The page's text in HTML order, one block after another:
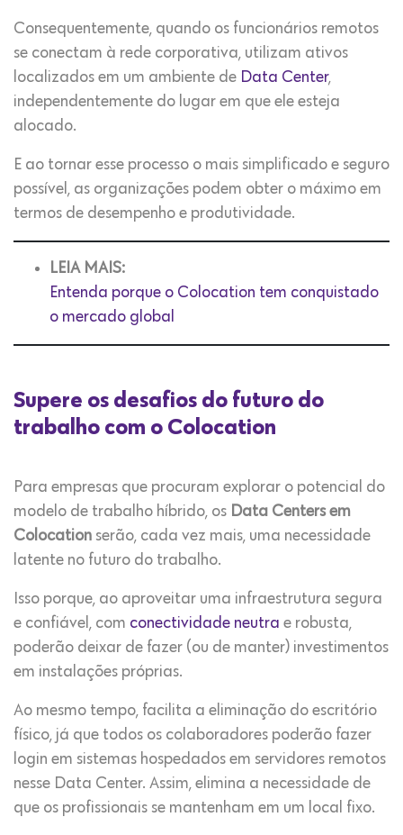
Consequentemente, quando os funcionários remotos
se conectam à rede corporativa, utilizam ativos
localizados em um ambiente de Data Center,
independentemente do lugar em que ele esteja
alocado.
E ao tornar esse processo o mais simplificado e seguro
possível, as organizações podem obter o máximo em
termos de desempenho e produtividade.
LEIA MAIS:
Entenda porque o Colocation tem conquistado
o mercado global
Supere os desafios do futuro do
trabalho com o Colocation
Para empresas que procuram explorar o potencial do
modelo de trabalho híbrido, os Data Centers em
Colocation serão, cada vez mais, uma necessidade
latente no futuro do trabalho.
Isso porque, ao aproveitar uma infraestrutura segura
e confiável, com conectividade neutra e robusta,
poderão deixar de fazer (ou de manter) investimentos
em instalações próprias.
Ao mesmo tempo, facilita a eliminação do escritório
físico, já que todos os colaboradores poderão fazer
login em sistemas hospedados em servidores remotos
nesse Data Center. Assim, elimina a necessidade de
que os profissionais se mantenham em um local fixo.